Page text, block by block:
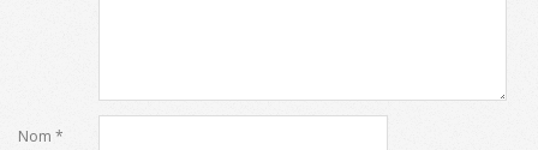
Nom *